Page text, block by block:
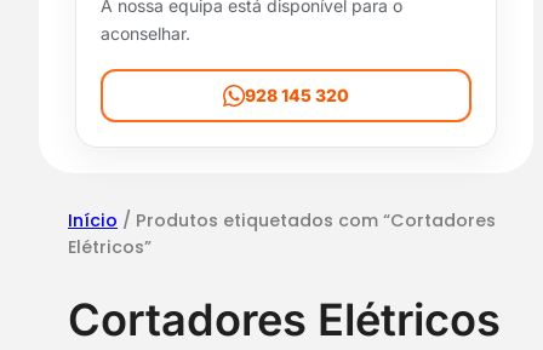
a
d
e
A nossa equipa está disponível para o
aconselhar.
928 145 320
Início / Produtos etiquetados com “Cortadores
Elétricos”
Cortadores Elétricos